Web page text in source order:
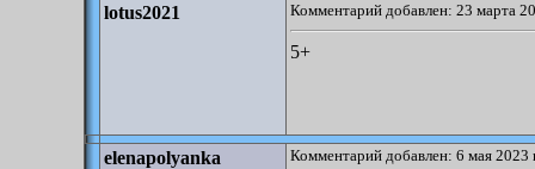
lotus2021 Комментарий добавлен: 23 марта
5+
elenapolyanka Комментарий добавлен: 6 мая 2023